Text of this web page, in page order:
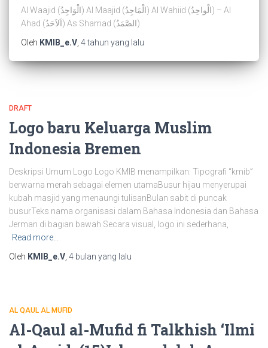
Al Waajid (الْوَاجِدُ) Al Maajid (الْمَاجِدُ) Al Wahiid (الْواحِدُ) – Al
Ahad (اَلاَحَدُ) As Shamad (الصَّمَدُ)
Oleh KMIB_e.V 4 tahun yang lalu
DRAFT
Logo baru Keluarga Muslim
Indonesia Bremen
Deskripsi Umum Logo Logo KMIB menampilkan: Tipografi “kmib”
berwarna merah sebagai elemen utamaBusur hijau menyerupai
kubah masjid yang menaungi tulisanBulan sabit di puncak
busurTeks nama organisasi dalam Bahasa Indonesia dan Bahasa
Jerman di bagian bawah Secara visual, logo ini sederhana,
Read more…
Oleh KMIB_e.V 4 bulan yang lalu
AL QAUL AL MUFID
Al-Qaul al-Mufid fi Talkhish ‘Ilmi